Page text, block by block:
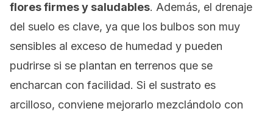
flores firmes y saludables. Además, el drenaje
del suelo es clave, ya que los bulbos son muy
sensibles al exceso de humedad y pueden
pudrirse si se plantan en terrenos que se
encharcan con facilidad. Si el sustrato es
arcilloso, conviene mejorarlo mezclándolo con